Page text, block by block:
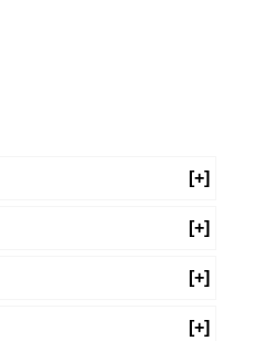
[+]
[+]
[+]
[+]